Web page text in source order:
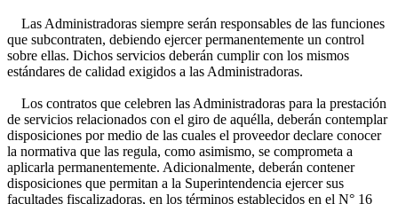
Las Administradoras siempre serán responsables de las funciones
que subcontraten, debiendo ejercer permanentemente un control
sobre ellas. Dichos servicios deberán cumplir con los mismos
estándares de calidad exigidos a las Administradoras.
Los contratos que celebren las Administradoras para la prestación
de servicios relacionados con el giro de aquélla, deberán contemplar
disposiciones por medio de las cuales el proveedor declare conocer
la normativa que las regula, como asimismo, se comprometa a
aplicarla permanentemente. Adicionalmente, deberán contener
disposiciones que permitan a la Superintendencia ejercer sus
facultades fiscalizadoras, en los términos establecidos en el N° 16